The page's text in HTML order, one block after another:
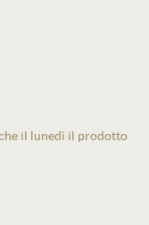
il lunedì il prodotto